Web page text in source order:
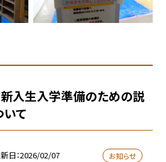
入生入学準備のための説
て
日 2026/02/07 お知らせ